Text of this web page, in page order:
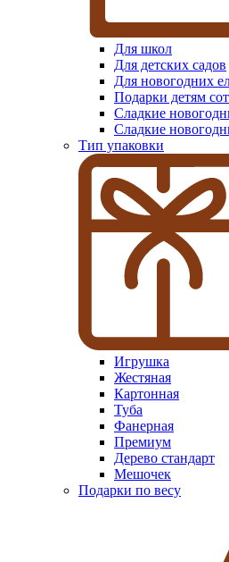
Для школ
Для детских садов
Для новогодних
Подарки детям
Сладкие
Сладкие
Тип упаковки
Игрушка
Жестяная
Картонная
Туба
Фанерная
Премиум
Дерево стандарт
Мешочек
Подарки по весу